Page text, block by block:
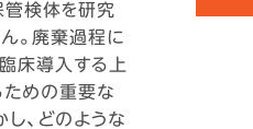
管検体を研究
。廃棄過程に
床導入する上
ための重要な
、どのような